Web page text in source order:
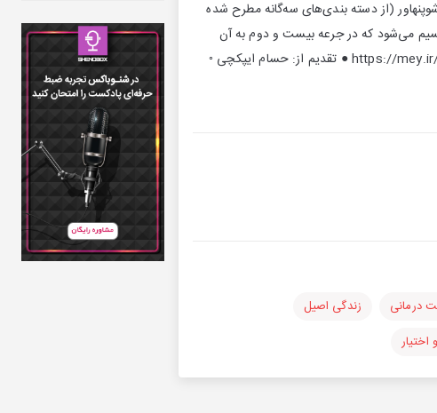
(از دسته بندی‌های سه‌گانه مطرح شده
می‌شود که در جرعه بیست و دوم به آن
پرداخته‌ام منابع استفاده شده: در باب حکمت زندگی صفحه 20 لینک در وب سایت مِی: https://mey.ir/episode-22 ● تقدیم از: حسام ایپکچی ◦
درمانی
زندگی اصیل
اختیار